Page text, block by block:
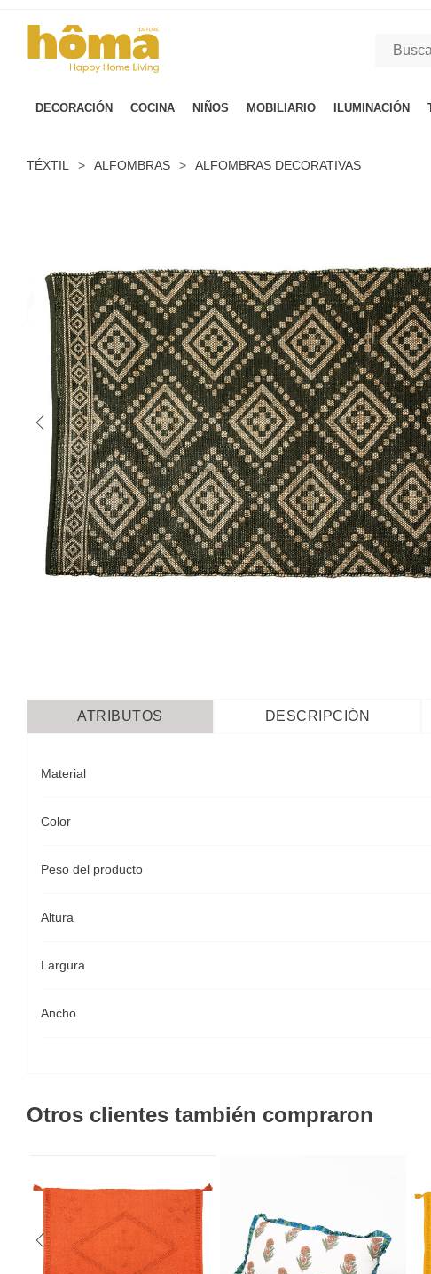
DECORACIÓN COCINA NIÑOS MOBILIARIO ILUMINACIÓN
TÉXTIL > ALFOMBRAS > ALFOMBRAS DECORATIVAS
ATRIBUTOS DESCRIPCIÓN
Material
Color
Peso del producto
Altura
Largura
Ancho
Otros clientes también compraron